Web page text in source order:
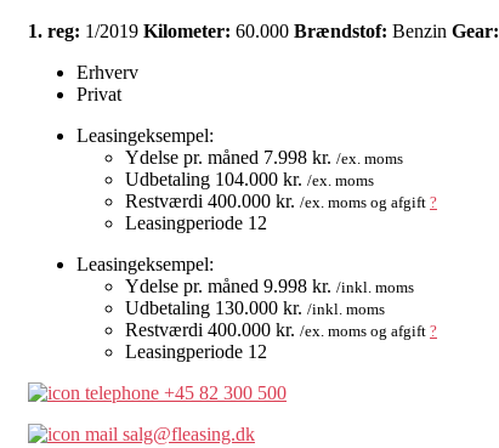
1. reg: 1/2019 Kilometer: 60.000 Brændstof: Benzin Gear:
Erhverv
Privat
Leasingeksempel:
Ydelse pr. måned 7.998 kr. /ex. moms
Udbetaling 104.000 kr. /ex. moms
Restværdi 400.000 kr. /ex. moms og afgift ?
Leasingperiode 12
Leasingeksempel:
Ydelse pr. måned 9.998 kr. /inkl. moms
Udbetaling 130.000 kr. /inkl. moms
Restværdi 400.000 kr. /ex. moms og afgift ?
Leasingperiode 12
+45 82 300 500
salg@fleasing.dk